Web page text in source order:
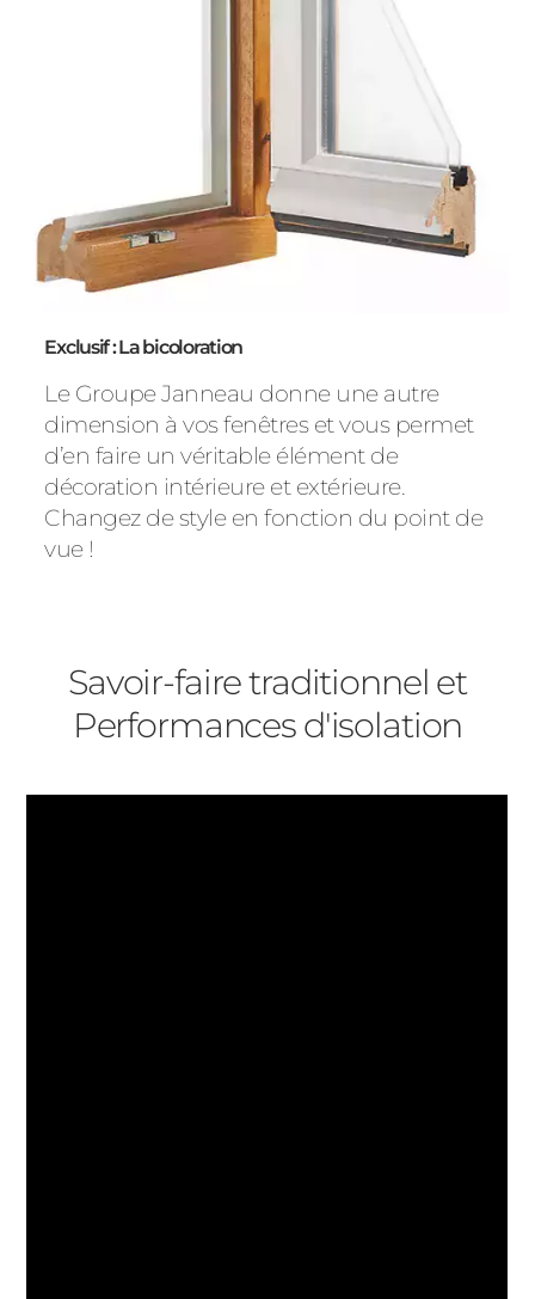
Exclusif : La bicoloration
Le Groupe Janneau donne une autre
dimension à vos fenêtres et vous permet
d’en faire un véritable élément de
décoration intérieure et extérieure.
Changez de style en fonction du point de
vue !
Savoir-faire traditionnel et
Performances d'isolation